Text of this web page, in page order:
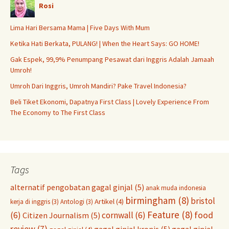
Rosi
Lima Hari Bersama Mama | Five Days With Mum
Ketika Hati Berkata, PULANG! | When the Heart Says: GO HOME!
Gak Espek, 99,9% Penumpang Pesawat dari Inggris Adalah Jamaah
Umroh!
Umroh Dari Inggris, Umroh Mandiri? Pake Travel Indonesia?
Beli Tiket Ekonomi, Dapatnya First Class | Lovely Experience From
The Economy to The First Class
Tags
alternatif pengobatan gagal ginjal (5) anak muda indonesia
kerja di inggris(3) Antologi (3) Artikel(4) birmingham (8) bristol
(6) Citizen Journalism (5) cornwall (6) Feature (8) food